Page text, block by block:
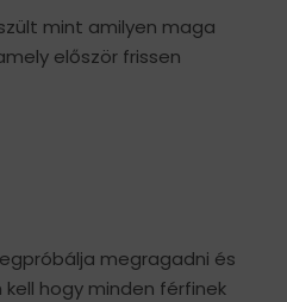
mint amilyen maga
először frissen
megragadni és
hogy minden férfinek